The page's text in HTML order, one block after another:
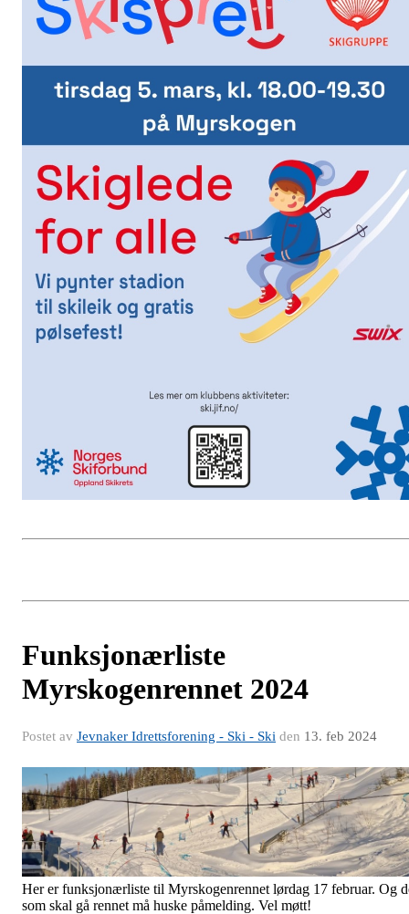
Funksjonærliste
Myrskogenrennet 2024
Postet av Jevnaker Idrettsforening - Ski - Ski den 13. feb 2024
Her er funksjonærliste til Myrskogenrennet lørdag 17 februar. Og
som skal gå rennet må huske påmelding. Vel møtt!